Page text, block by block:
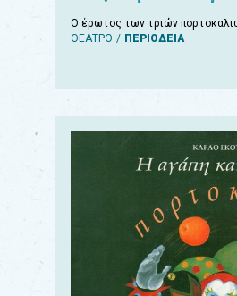
Ο έρωτος των τριών
ΘΕΑΤΡΟ
ΠΕΡΙΟΔΕΙΑ